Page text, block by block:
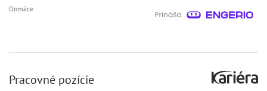
Domáce
Pracovné pozície